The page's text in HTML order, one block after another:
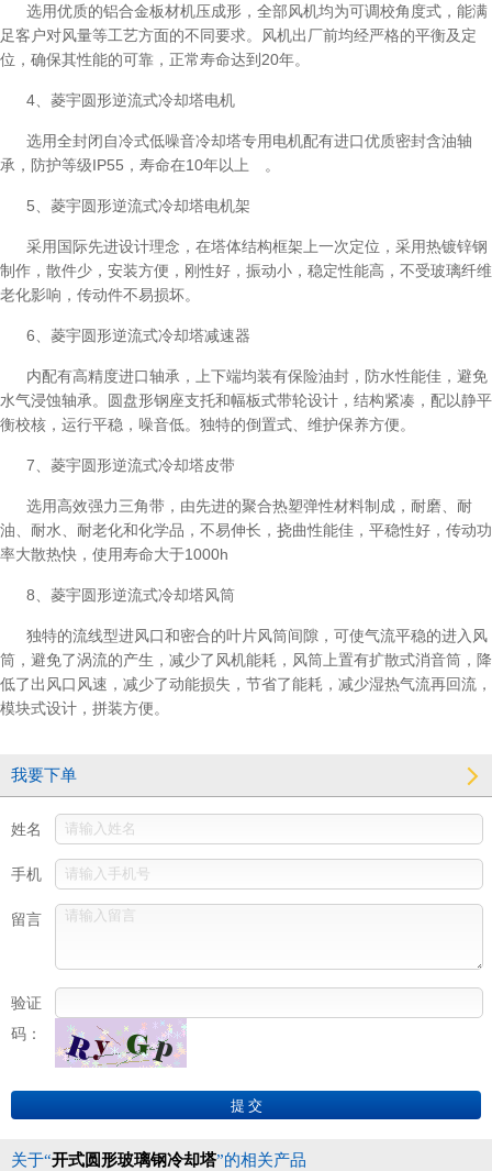
选用优质的铝合金板材机压成形，全部风机均为可调校角度式，能满
足客户对风量等工艺方面的不同要求。风机出厂前均经严格的平衡及定
位，确保其性能的可靠，正常寿命达到20年。
4、菱宇圆形逆流式冷却塔电机
选用全封闭自冷式低噪音冷却塔专用电机配有进口优质密封含油轴
承，防护等级IP55，寿命在10年以上 。
5、菱宇圆形逆流式冷却塔电机架
采用国际先进设计理念，在塔体结构框架上一次定位，采用热镀锌钢
制作，散件少，安装方便，刚性好，振动小，稳定性能高，不受玻璃纤维
老化影响，传动件不易损坏。
6、菱宇圆形逆流式冷却塔减速器
内配有高精度进口轴承，上下端均装有保险油封，防水性能佳，避免
水气浸蚀轴承。圆盘形钢座支托和幅板式带轮设计，结构紧凑，配以静平
衡校核，运行平稳，噪音低。独特的倒置式、维护保养方便。
7、菱宇圆形逆流式冷却塔皮带
选用高效强力三角带，由先进的聚合热塑弹性材料制成，耐磨、耐
油、耐水、耐老化和化学品，不易伸长，挠曲性能佳，平稳性好，传动功
率大散热快，使用寿命大于1000h
8、菱宇圆形逆流式冷却塔风筒
独特的流线型进风口和密合的叶片风筒间隙，可使气流平稳的进入风
筒，避免了涡流的产生，减少了风机能耗，风筒上置有扩散式消音筒，降
低了出风口风速，减少了动能损失，节省了能耗，减少湿热气流再回流，
模块式设计，拼装方便。
我要下单
姓名
手机
留言
验证
码：
关于“开式圆形玻璃钢冷却塔”的相关产品